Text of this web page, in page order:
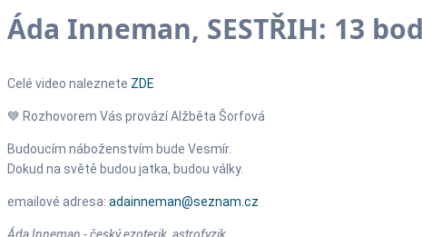
Áda Inneman, SESTŘIH: 13
Celé video naleznete ZDE
💙 Rozhovorem Vás provází Alžběta Šorfová
Budoucím náboženstvím bude Vesmír.
Dokud na světě budou jatka, budou války.
emailové adresa: adainneman@seznam.cz